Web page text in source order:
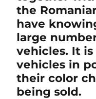
the
have
large
vehicles. It
vehicles in
their color
being sold.